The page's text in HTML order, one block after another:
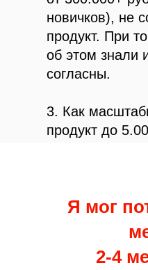
новичков), не
продукт. При
об этом знали
согласны.
3. Как
продукт до
Я мог
2-4